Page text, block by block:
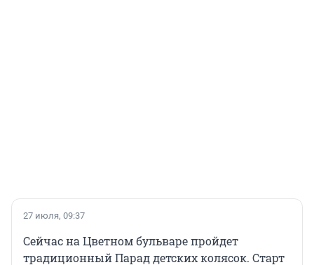
27 июля, 09:37
Сейчас на Цветном бульваре пройдет
традиционный Парад детских колясок. Старт